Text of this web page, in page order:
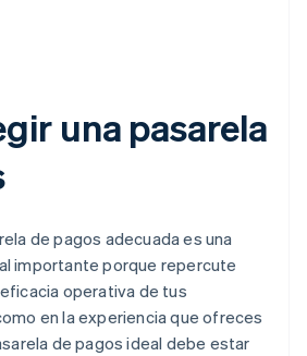
una pasarela
de pagos adecuada es una
importante porque repercute
operativa de tus
en la experiencia que ofreces
de pagos ideal debe estar